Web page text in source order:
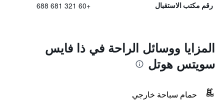
رقم مكتب الاستقبال +60 321 681 688
المزايا ووسائل الراحة في ذا فايس
سويتس هوتل
حمام سباحة خارجي